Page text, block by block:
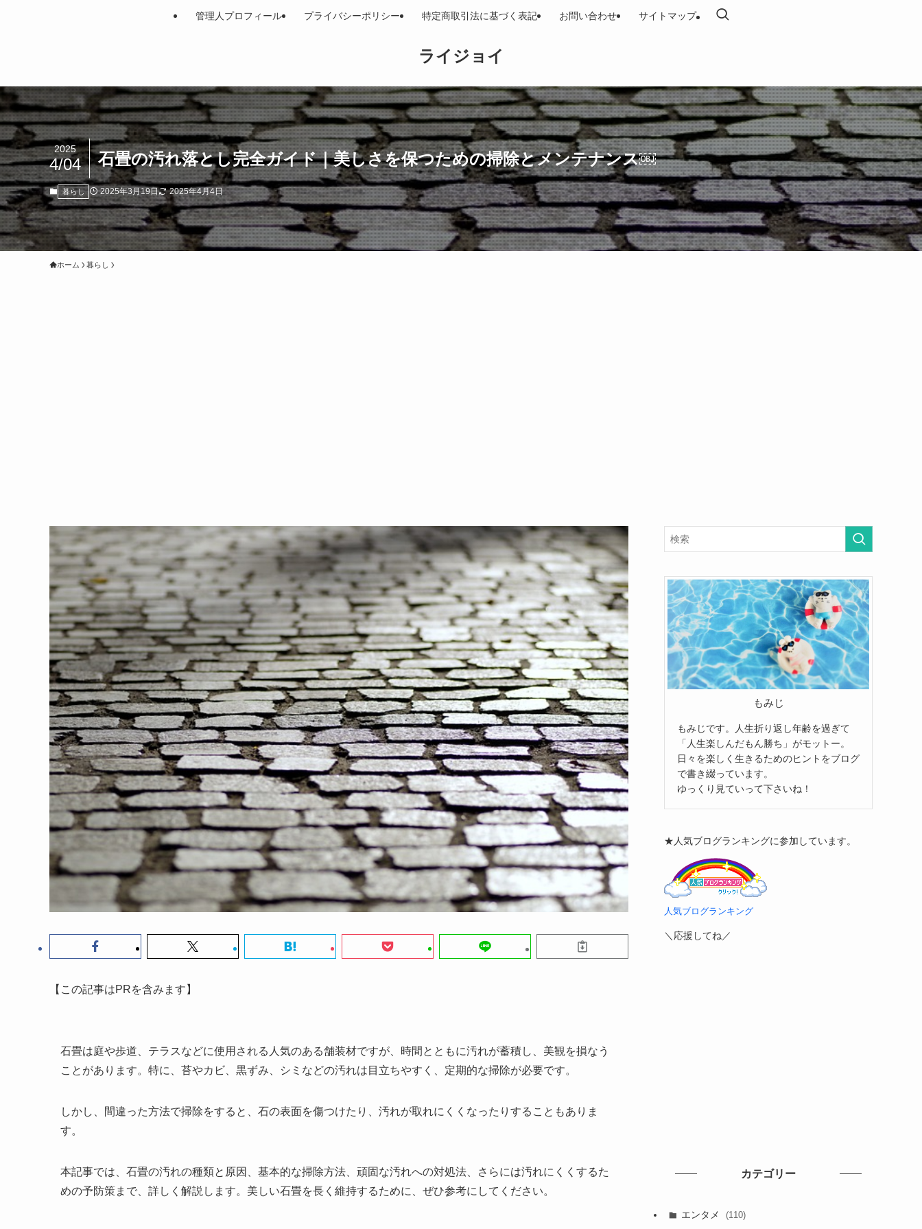
ライジョイ
管理人プロフィール プライバシーポリシー 特定商取引法に基づく表記 お問い合わせ サイトマップ
石畳の汚れ落とし完全ガイド｜美しさを保つための掃除とメンテナンス￼
2025
4/04
暮らし 2025年3月19日 2025年4月4日
ホーム 暮らし
【この記事はPRを含みます】
石畳は庭や歩道、テラスなどに使用される人気のある舗装材ですが、時間とともに汚れが蓄積し、美観を損なう
ことがあります。特に、苔やカビ、黒ずみ、シミなどの汚れは目立ちやすく、定期的な掃除が必要です。
しかし、間違った方法で掃除をすると、石の表面を傷つけたり、汚れが取れにくくなったりすることもありま
す。
本記事では、石畳の汚れの種類と原因、基本的な掃除方法、頑固な汚れへの対処法、さらには汚れにくくするた
めの予防策まで、詳しく解説します。美しい石畳を長く維持するために、ぜひ参考にしてください。
もみじ
もみじです。人生折り返し年齢を過ぎて
「人生楽しんだもん勝ち」がモットー。
日々を楽しく生きるためのヒントをブログ
で書き綴っています。
ゆっくり見ていって下さいね！
★人気ブログランキングに参加しています。
人気ブログランキング
＼応援してね／
カテゴリー
エンタメ (110)